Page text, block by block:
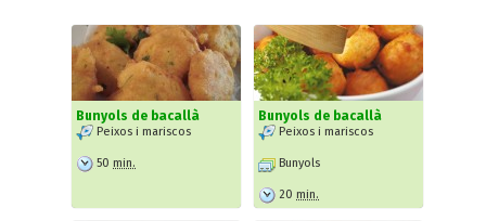
Bunyols de bacallà
Peixos i mariscos
50 min.
Bunyols de bacallà
Peixos i mariscos
Bunyols
20 min.